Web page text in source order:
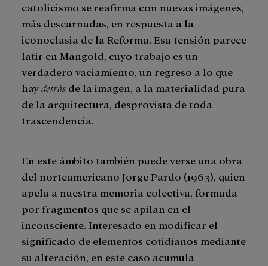
catolicismo se reafirma con nuevas imágenes,
más descarnadas, en respuesta a la
iconoclasia de la Reforma. Esa tensión parece
latir en Mangold, cuyo trabajo es un
verdadero vaciamiento, un regreso a lo que
haydetrás de la imagen, a la materialidad pura
de la arquitectura, desprovista de toda
trascendencia.
En este ámbito también puede verse una obra
del norteamericano Jorge Pardo (1963), quien
apela a nuestra memoria colectiva, formada
por fragmentos que se apilan en el
inconsciente. Interesado en modificar el
significado de elementos cotidianos mediante
su alteración, en este caso acumula